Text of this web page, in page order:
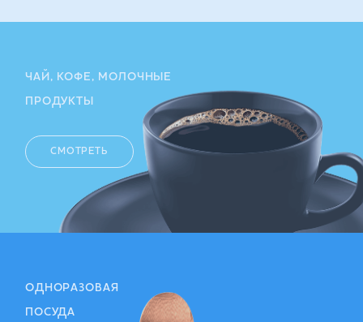
ЧАЙ, КОФЕ, МОЛОЧНЫЕ
ПРОДУКТЫ
СМОТРЕТЬ
ОДНОРАЗОВАЯ
ПОСУДА